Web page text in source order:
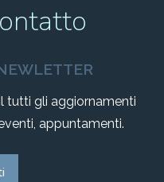
tutti gli aggiornamenti
appuntamenti.